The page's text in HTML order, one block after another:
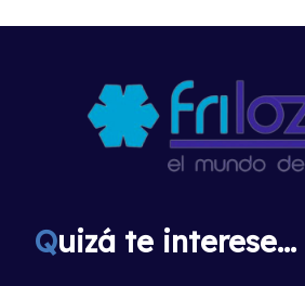
Quizá te interese...